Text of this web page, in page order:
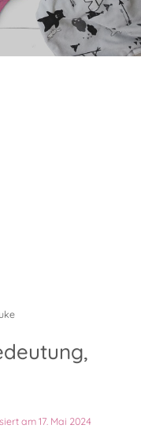
am 17. Mai 2024